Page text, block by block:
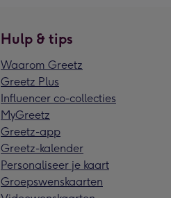
Hulp & tips
Waarom Greetz
Greetz Plus
Influencer co-collecties
MyGreetz
Greetz-app
Greetz-kalender
Personaliseer je kaart
Groepswenskaarten